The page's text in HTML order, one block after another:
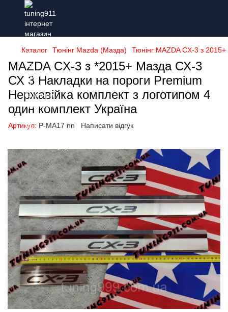
Каталог Тюнінг Mazda (Мазда) Тюнінг MAZDA CX-3 з
MAZDA CX-3 з *2015+ Мазда СХ-3
СХ 3 Накладки на пороги Premium
Нержавійка комплект з логотипом 4
один комплект Україна
Артикул: P-MA17 nn Написати відгук